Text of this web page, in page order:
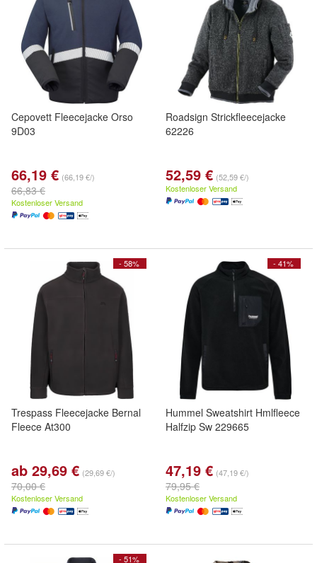
Cepovett Fleecejacke Orso
9D03
66,19 € (66,19 €/)
66,83 €
Kostenloser Versand
Roadsign Strickfleecejacke
62226
52,59 € (52,59 €/)
Kostenloser Versand
- 58%
Trespass Fleecejacke Bernal
Fleece At300
ab 29,69 € (29,69 €/)
70,00 €
Kostenloser Versand
- 41%
Hummel Sweatshirt Hmlfleece
Halfzip Sw 229665
47,19 € (47,19 €/)
79,95 €
Kostenloser Versand
- 51%